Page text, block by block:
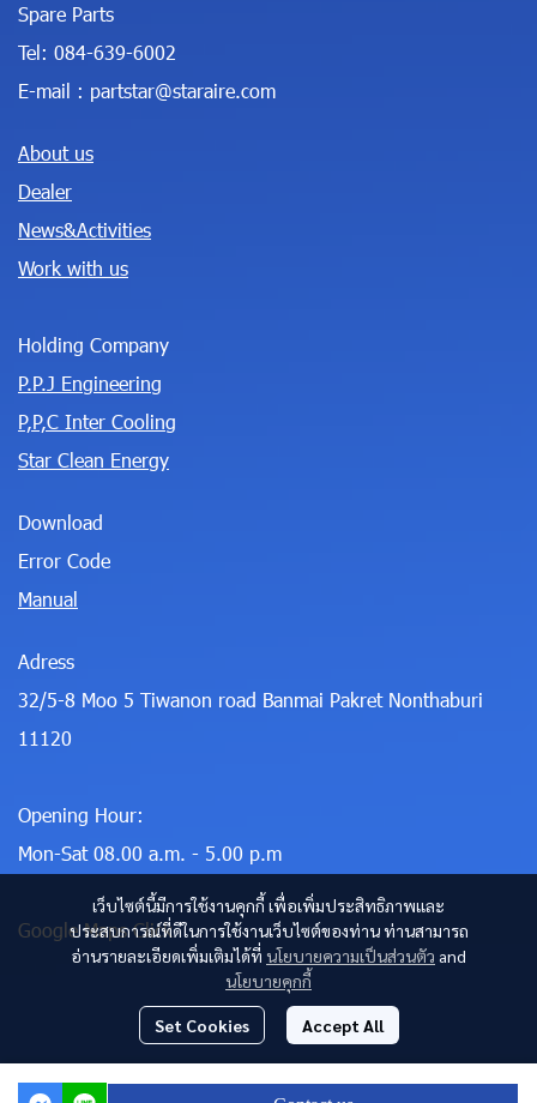
เว็บไซต์นี้มีการใช้งานคุกกี้ เพื่อเพิ่มประสิทธิภาพและ
ประสบการณ์ที่ดีในการใช้งานเว็บไซต์ของท่าน ท่านสามารถ
อ่านรายละเอียดเพิ่มเติมได้ที่ นโยบายความเป็นส่วนตัว and
นโยบายคุกกี้
Set Cookies Accept All
Spare Parts
Tel: 084-639-6002
E-mail : partstar@staraire.com
About us
Dealer
News&Activities
Work with us
Holding Company
P.P.J Engineering
P,P,C Inter Cooling
Star Clean Energy
Download
Error Code
Manual
Adress
32/5-8 Moo 5 Tiwanon road Banmai Pakret Nonthaburi
11120
Opening Hour:
Mon-Sat 08.00 a.m. - 5.00 p.m
Google Maps Click
Copyright 2024 | All Rights Reserved | Powered by staraire.com